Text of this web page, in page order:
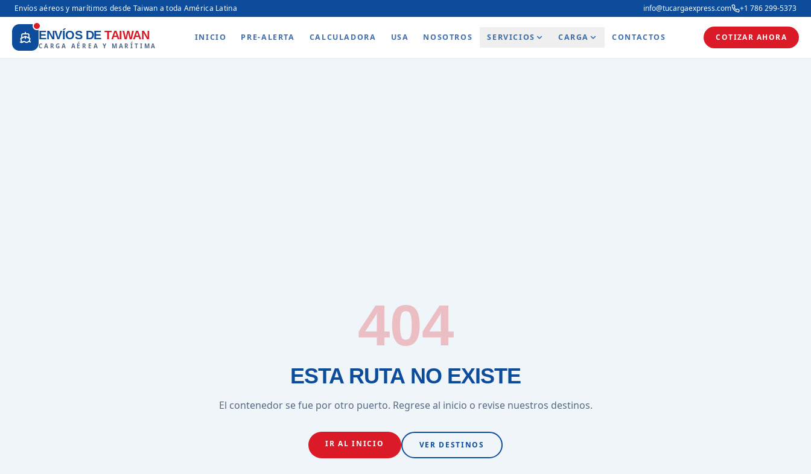
Envíos aéreos y marítimos desde Taiwan a toda América Latina info@tucargaexpress.com +1 786 299-5373
ENVÍOS DE TAIWAN
CARGA AÉREA Y MARÍTIMA
INICIO PRE-ALERTA CALCULADORA USA NOSOTROS SERVICIOS CARGA CONTACTOS COTIZAR AHORA
404
ESTA RUTA NO EXISTE
El contenedor se fue por otro puerto. Regrese al inicio o revise nuestros destinos.
IR AL INICIO VER DESTINOS